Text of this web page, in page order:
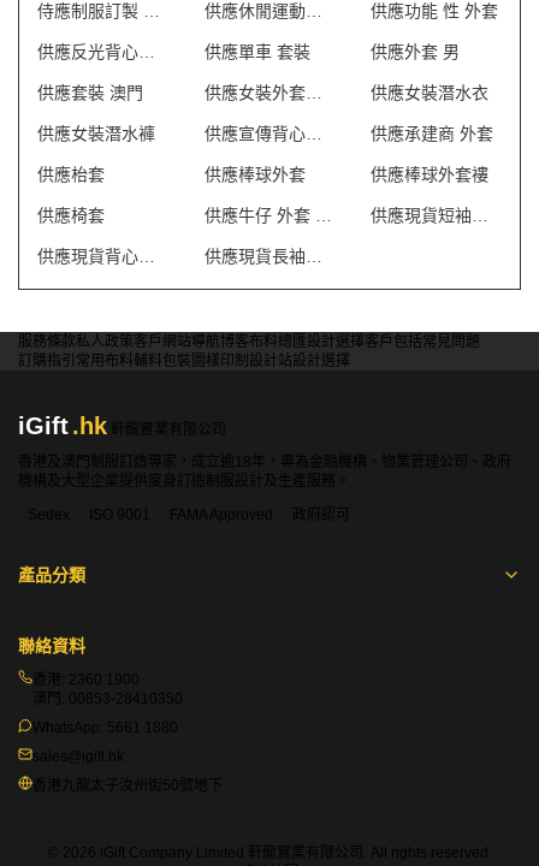
供應休閒運動套裝 供應功能 性 外套
供應單車 套裝 供應外套 男
供應套裝 澳門 供應女裝外套批發 供應女裝潛水衣
供應女裝潛水褲 供應宣傳背心外套 供應承建商 外套
供應枱套 供應棒球外套 供應棒球外套褸
供應椅套
服務條款私人政策客戶 網站導航博客布料總匯設計選擇客戶包括常見問題
訂購指引 常用布料輔料包裝 圖樣印制 設計站設計選擇
iGift.hk
軒龍實業有限公司
香港及澳門制服訂造專家，成立逾18年，專為金融機構、物業管理公司、政府
機構及大型企業提供度身訂造制服設計及生產服務。
Sedex
ISO 9001 FAMA Approved 政府認可
產品分類
聯絡資料
香港: 2360 1900
澳門: 00853-28410350
WhatsApp: 5661 1880
sales@igift.hk
香港九龍太子汝州街50號地下
© 2026 iGift Company Limited 軒龍實業有限公司. All rights reserved.